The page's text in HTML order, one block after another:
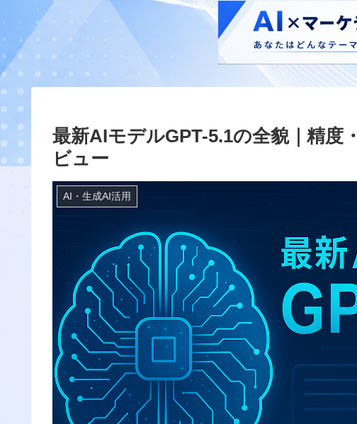
最新AIモデルGPT-5.1の全貌｜精度
ビュー
AI・生成AI活用